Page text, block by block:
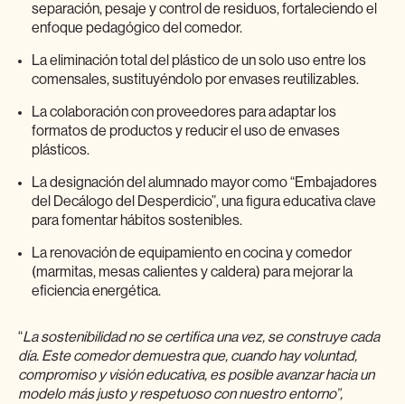
separación, pesaje y control de residuos, fortaleciendo el
enfoque pedagógico del comedor.
La eliminación total del plástico de un solo uso entre los
comensales, sustituyéndolo por envases reutilizables.
La colaboración con proveedores para adaptar los
formatos de productos y reducir el uso de envases
plásticos.
La designación del alumnado mayor como “Embajadores
del Decálogo del Desperdicio”, una figura educativa clave
para fomentar hábitos sostenibles.
La renovación de equipamiento en cocina y comedor
(marmitas, mesas calientes y caldera) para mejorar la
eficiencia energética.
“La sostenibilidad no se certifica una vez, se construye cada
día. Este comedor demuestra que, cuando hay voluntad,
compromiso y visión educativa, es posible avanzar hacia un
modelo más justo y respetuoso con nuestro entorno”,